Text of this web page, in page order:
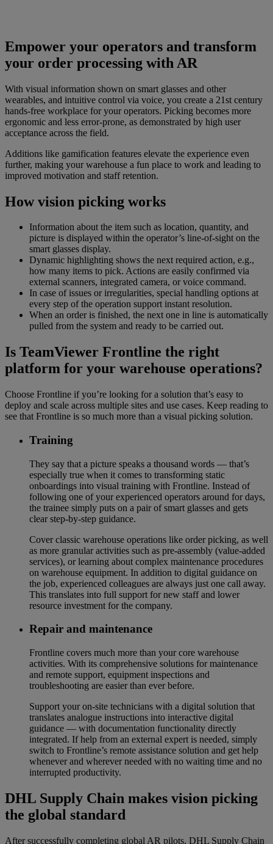
Empower your operators and transform
your order processing with AR
With visual information shown on smart glasses and other
wearables, and intuitive control via voice, you create a 21st century
hands-free workplace for your operators. Picking becomes more
ergonomic and less error-prone, as demonstrated by high user
acceptance across the field.
Additions like gamification features elevate the experience even
further, making your warehouse a fun place to work and leading to
improved motivation and staff retention.
How vision picking works
Information about the item such as location, quantity, and
picture is displayed within the operator’s line-of-sight on the
smart glasses display.
Dynamic highlighting shows the next required action, e.g.,
how many items to pick. Actions are easily confirmed via
external scanners, integrated camera, or voice command.
In case of issues or irregularities, special handling options at
every step of the operation support instant resolution.
When an order is finished, the next one in line is automatically
pulled from the system and ready to be carried out.
Is TeamViewer Frontline the right
platform for your warehouse operations?
Choose Frontline if you’re looking for a solution that’s easy to
deploy and scale across multiple sites and use cases. Keep reading to
see that Frontline is so much more than a visual picking solution.
Training
They say that a picture speaks a thousand words — that’s
especially true when it comes to transforming static
onboardings into visual training with Frontline. Instead of
following one of your experienced operators around for days,
the trainee simply puts on a pair of smart glasses and gets
clear step-by-step guidance.
Cover classic warehouse operations like order picking, as well
as more granular activities such as pre-assembly (value-added
services), or learning about complex maintenance procedures
on warehouse equipment. In addition to digital guidance on
the job, experienced colleagues are always just one call away.
This translates into full support for new staff and lower
resource investment for the company.
Repair and maintenance
Frontline covers much more than your core warehouse
activities. With its comprehensive solutions for maintenance
and remote support, equipment inspections and
troubleshooting are easier than ever before.
Support your on-site technicians with a digital solution that
translates analogue instructions into interactive digital
guidance — with documentation functionality directly
integrated. If help from an external expert is needed, simply
switch to Frontline’s remote assistance solution and get help
whenever and wherever needed with no waiting time and no
interrupted productivity.
DHL Supply Chain makes vision picking
the global standard
After successfully completing global AR pilots, DHL Supply Chain